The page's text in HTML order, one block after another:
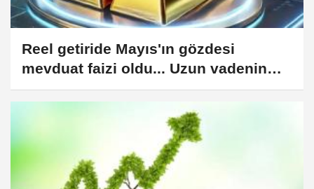
Reel getiride Mayıs'ın gözdesi
mevduat faizi oldu... Uzun vadenin
güvenli limanı 'altın'